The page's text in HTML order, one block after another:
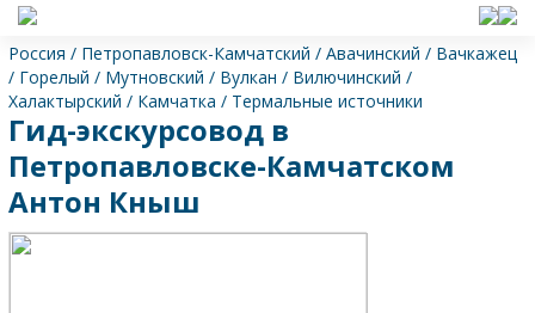
Россия / Петропавловск-Камчатский / Авачинский / Вачкажец
/ Горелый / Мутновский / Вулкан / Вилючинский /
Халактырский / Камчатка / Термальные источники
Гид-экскурсовод в
Петропавловске-Камчатском
Антон Кныш